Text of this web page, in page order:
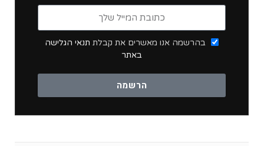
בהרשמה אנו מאשרים את קבלת תנאי הגלישה
באתר
הרשמה